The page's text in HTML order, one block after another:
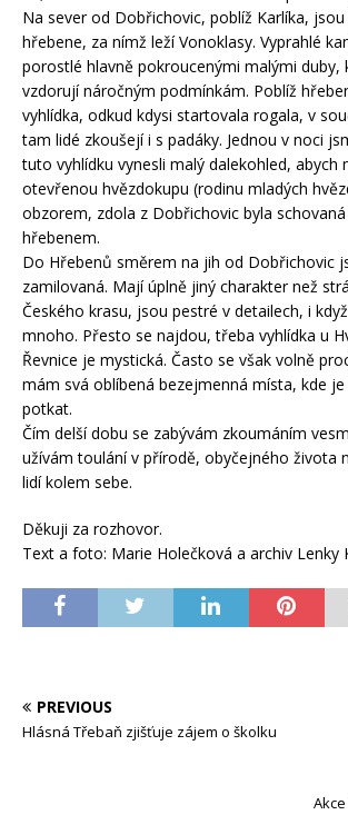
Na sever od Dobřichovic, poblíž Karlíka,
hřebene, za nímž leží Vonoklasy. Vyprahlé
porostlé hlavně pokroucenými malými duby,
vzdorují náročným podmínkám. Poblíž
vyhlídka, odkud kdysi startovala rogala, v
tam lidé zkoušejí i s padáky. Jednou v noci
tuto vyhlídku vynesli malý dalekohled, abych
otevřenou hvězdokupu (rodinu mladých
obzorem, zdola z Dobřichovic byla
hřebenem.
Do Hřebenů směrem na jih od Dobřichovic
zamilovaná. Mají úplně jiný charakter než
Českého krasu, jsou pestré v detailech, i
mnoho. Přesto se najdou, třeba vyhlídka u
Řevnice je mystická. Často se však volně
mám svá oblíbená bezejmenná místa, kde
potkat.
Čím delší dobu se zabývám zkoumáním
užívám toulání v přírodě, obyčejného života
lidí kolem sebe.
Děkuji za rozhovor.
Text a foto: Marie Holečková a archiv Lenky
PREVIOUS
Hlásná Třebaň zjišťuje zájem o školku